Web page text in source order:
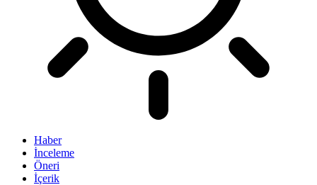
Haber
İnceleme
Öneri
İçerik